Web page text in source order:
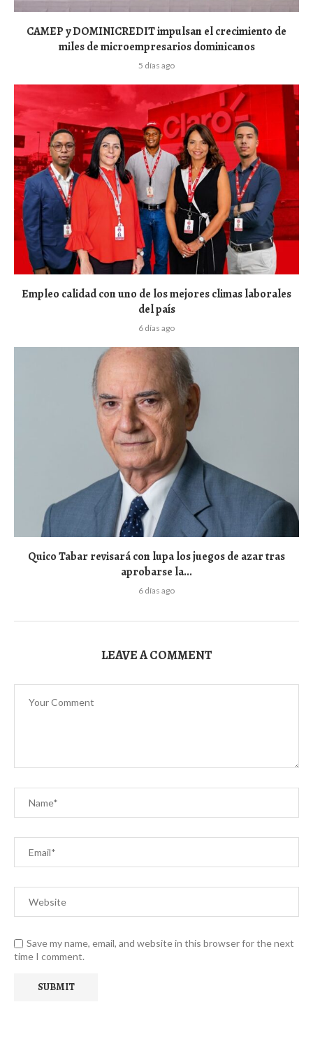
CAMEP y DOMINICREDIT impulsan el crecimiento de
miles de microempresarios dominicanos
5 días ago
Empleo calidad con uno de los mejores climas laborales
del país
6 días ago
Quico Tabar revisará con lupa los juegos de azar tras
aprobarse la...
6 días ago
LEAVE A COMMENT
Save my name, email, and website in this browser for the next
time I comment.